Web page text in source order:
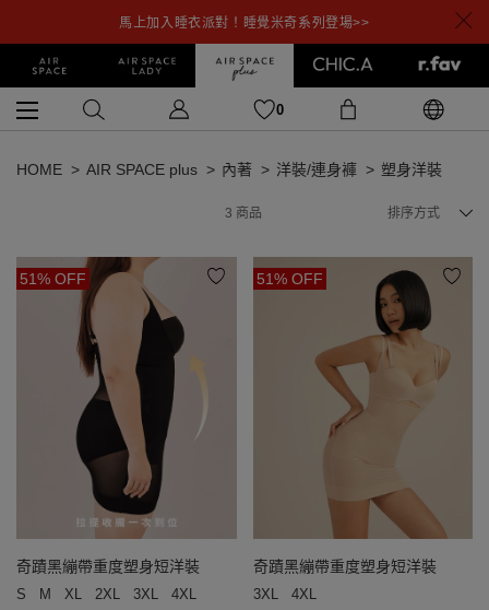
馬上加入睡衣派對！睡覺米奇系列登場>>
0
HOME AIR SPACE plus 內著 洋裝/連身褲 塑身洋裝
3 商品 排序方式
51% OFF
奇蹟黑繃帶重度塑身短洋裝
S M XL 2XL 3XL 4XL
51% OFF
奇蹟黑繃帶重度塑身短洋裝
3XL 4XL